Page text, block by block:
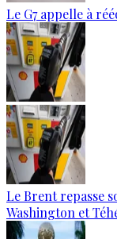
Le G7 appelle à
Le Brent repasse
Washington et